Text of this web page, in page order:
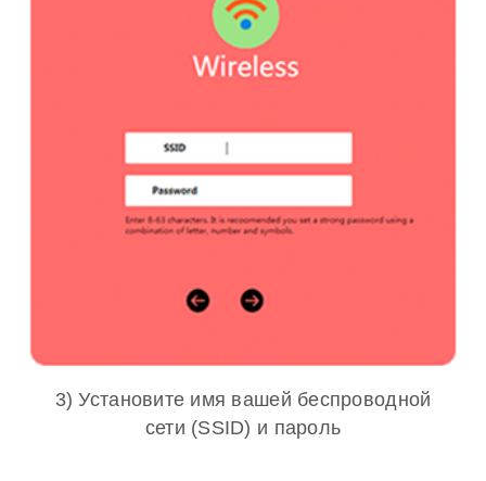
3) Установите имя вашей беспроводной
сети (SSID) и пароль